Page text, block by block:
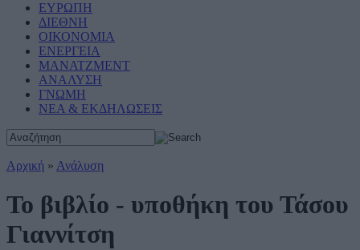
ΕΥΡΩΠΗ
ΔΙΕΘΝΗ
ΟΙΚΟΝΟΜΙΑ
ΕΝΕΡΓΕΙΑ
ΜΑΝΑΤΖΜΕΝΤ
ΑΝΑΛΥΣΗ
ΓΝΩΜΗ
ΝΕΑ & ΕΚΔΗΛΩΣΕΙΣ
Αρχική » Ανάλυση
Το βιβλίο - υποθήκη του Τάσου
Γιαννίτση